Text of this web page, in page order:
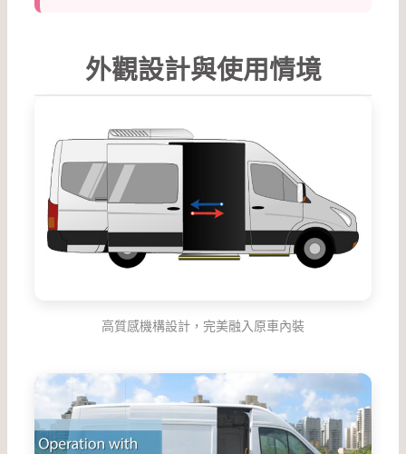
外觀設計與使用情境
高質感機構設計，完美融入原車內裝